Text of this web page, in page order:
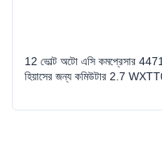
High Light: পরিবর্তনশীল
12 ভোল্ট অটো এসি কমপ্রেসার
হিয়াসের জন্য কমিউটার 2.7